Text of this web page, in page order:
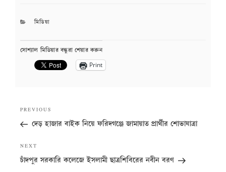
CATEGORIES
মিডিয়া
সোশ্যাল মিডিয়ার বন্ধুরা শেয়ার করুন
Print
navigation
Previous
Post
PREVIOUS
দেড় হাজার বাইক নিয়ে ফরিদগঞ্জে জামায়াত প্রার্থীর শোভাযাত্রা
Next
Post
NEXT
চাঁদপুর সরকারি কলেজে ইসলামী ছাত্রশিবিরের নবীন বরণ